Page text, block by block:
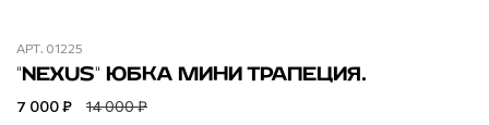
АРТ. 01225
"NEXUS" ЮБКА МИНИ ТРАПЕЦИЯ.
7 000 ₽ 14 000 ₽